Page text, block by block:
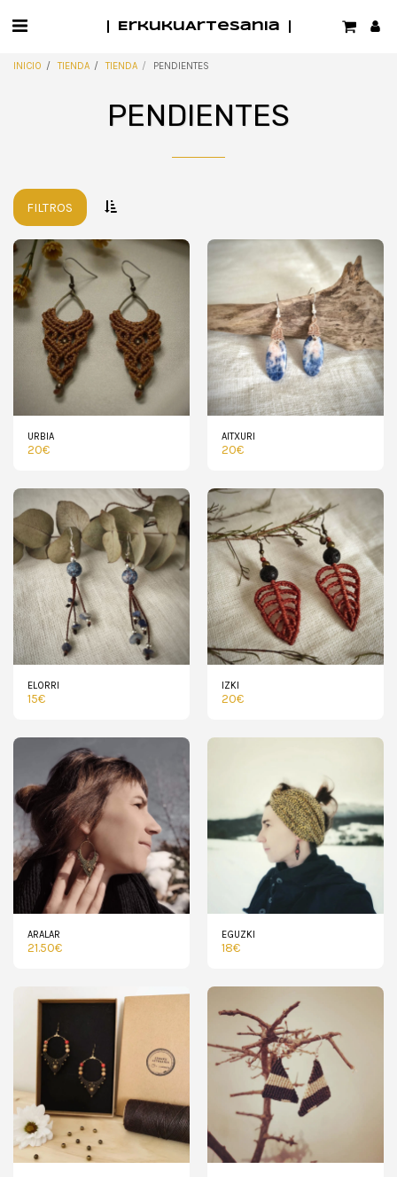
ErkukuArtesania
INICIO TIENDA TIENDA PENDIENTES
PENDIENTES
FILTROS
URBIA
20€
AITXURI
20€
ELORRI
15€
IZKI
20€
ARALAR
21.50€
EGUZKI
18€